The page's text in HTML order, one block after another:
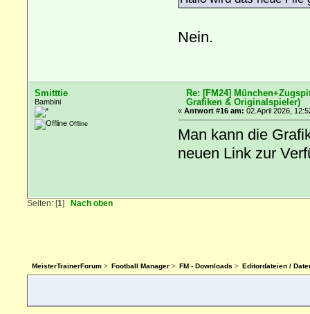
Nein.
Smitttie
Bambini
Offline
Re: [FM24]
Grafiken & Originalspieler)
« Antwort #16 am: 02.April 2026,
Man kann die
neuen Link zur
Seiten: [1]Nach oben
MeisterTrainerForum> Football Manager> FM - Downloads > Editordateien /